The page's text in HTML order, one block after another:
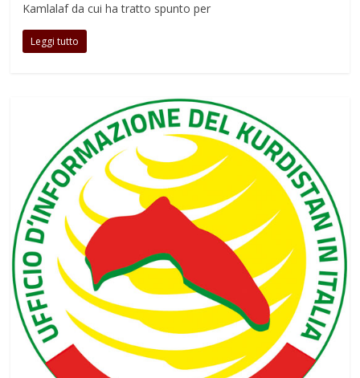
Kamlalaf da cui ha tratto spunto per
Leggi tutto